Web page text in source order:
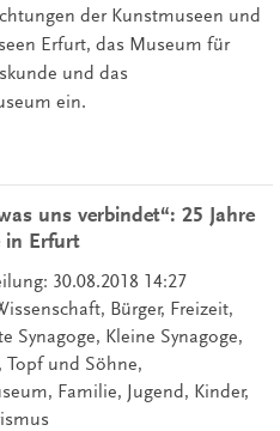
der Kunstmuseen und
Erfurt, das Museum für
und das
ein.
uns verbindet“: 25 Jahre
in Erfurt
30.08.2018 14:27
Bürger, Freizeit,
Synagoge, Kleine Synagoge,
und Söhne,
Familie, Jugend, Kinder,